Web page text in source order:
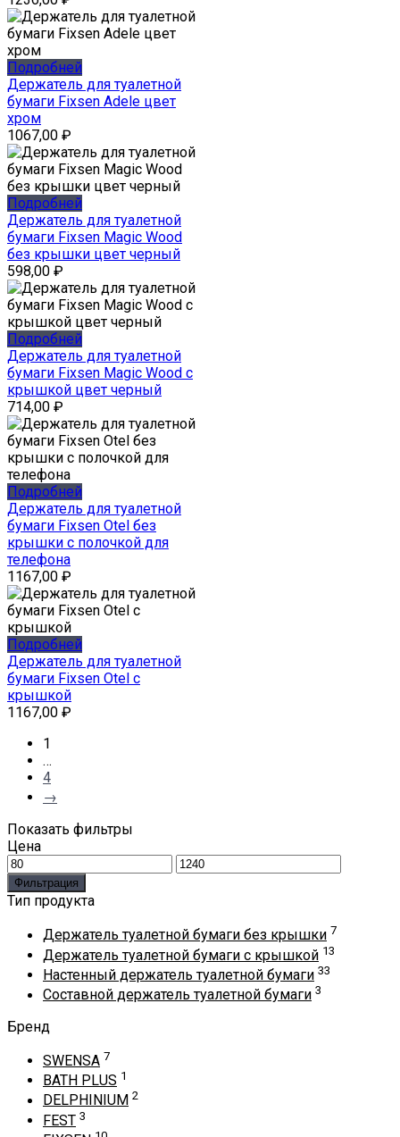
Подробней
Держатель для туалетной
бумаги Fixsen Adele цвет
хром
1067,00 ₽
Подробней
Держатель для туалетной
бумаги Fixsen Magic Wood
без крышки цвет черный
598,00 ₽
Подробней
Держатель для туалетной
бумаги Fixsen Magic Wood с
крышкой цвет черный
714,00 ₽
Подробней
Держатель для туалетной
бумаги Fixsen Otel без
крышки с полочкой для
телефона
1167,00 ₽
Подробней
Держатель для туалетной
бумаги Fixsen Otel с
крышкой
1167,00 ₽
1
…
4
→
Показать фильтры
Цена
Минимальная
цена
Максимальная
Фильтрация
Тип продукта
Держатель туалетной бумаги без крышки 7
Держатель туалетной бумаги с крышкой 13
Настенный держатель туалетной бумаги 33
Составной держатель туалетной бумаги 3
Бренд
SWENSA 7
BATH PLUS 1
DELPHINIUM 2
FEST 3